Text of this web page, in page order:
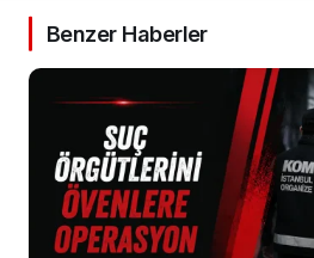
Benzer Haberler